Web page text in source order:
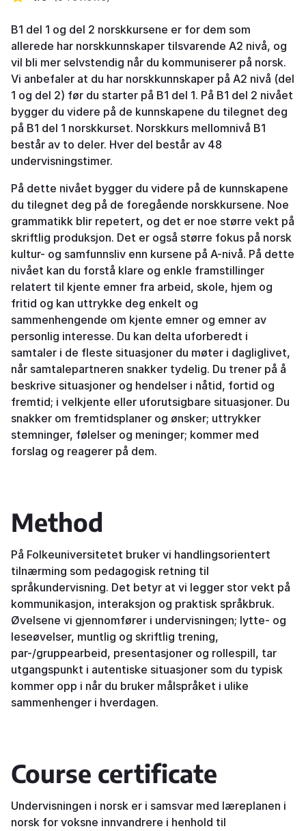
B1 del 1 og del 2 norskkursene er for dem som
allerede har norskkunnskaper tilsvarende A2 nivå, og
vil bli mer selvstendig når du kommuniserer på norsk.
Vi anbefaler at du har norskkunnskaper på A2 nivå (del
1 og del 2) før du starter på B1 del 1. På B1 del 2 nivået
bygger du videre på de kunnskapene du tilegnet deg
på B1 del 1 norskkurset. Norskkurs mellomnivå B1
består av to deler. Hver del består av 48
undervisningstimer.
På dette nivået bygger du videre på de kunnskapene
du tilegnet deg på de foregående norskkursene. Noe
grammatikk blir repetert, og det er noe større vekt på
skriftlig produksjon. Det er også større fokus på norsk
kultur- og samfunnsliv enn kursene på A-nivå. På dette
nivået kan du forstå klare og enkle framstillinger
relatert til kjente emner fra arbeid, skole, hjem og
fritid og kan uttrykke deg enkelt og
sammenhengende om kjente emner og emner av
personlig interesse. Du kan delta uforberedt i
samtaler i de fleste situasjoner du møter i dagliglivet,
når samtalepartneren snakker tydelig. Du trener på å
beskrive situasjoner og hendelser i nåtid, fortid og
fremtid; i velkjente eller uforutsigbare situasjoner. Du
snakker om fremtidsplaner og ønsker; uttrykker
stemninger, følelser og meninger; kommer med
forslag og reagerer på dem.
Method
På Folkeuniversitetet bruker vi handlingsorientert
tilnærming som pedagogisk retning til
språkundervisning. Det betyr at vi legger stor vekt på
kommunikasjon, interaksjon og praktisk språkbruk.
Øvelsene vi gjennomfører i undervisningen; lytte- og
leseøvelser, muntlig og skriftlig trening,
par-/gruppearbeid, presentasjoner og rollespill, tar
utgangspunkt i autentiske situasjoner som du typisk
kommer opp i når du bruker målspråket i ulike
sammenhenger i hverdagen.
Course certificate
Undervisningen i norsk er i samsvar med læreplanen i
norsk for voksne innvandrere i henhold til